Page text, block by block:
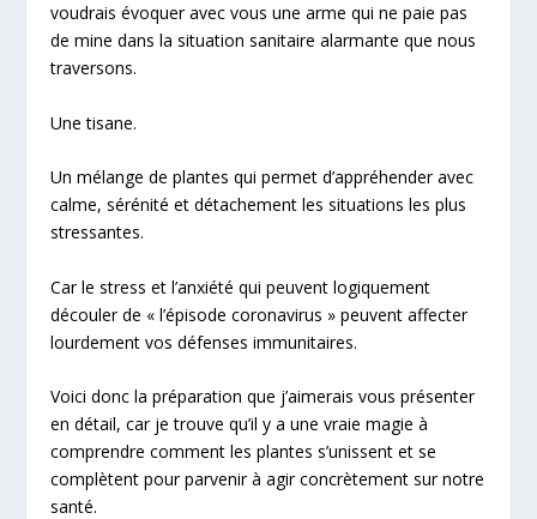
voudrais évoquer avec vous une arme qui ne paie pas
de mine dans la situation sanitaire alarmante que nous
traversons.
Une tisane.
Un mélange de plantes qui permet d’appréhender avec
calme, sérénité et détachement les situations les plus
stressantes.
Car le stress et l’anxiété qui peuvent logiquement
découler de « l’épisode coronavirus » peuvent affecter
lourdement vos défenses immunitaires.
Voici donc la préparation que j’aimerais vous présenter
en détail, car je trouve qu’il y a une vraie magie à
comprendre comment les plantes s’unissent et se
complètent pour parvenir à agir concrètement sur notre
santé.